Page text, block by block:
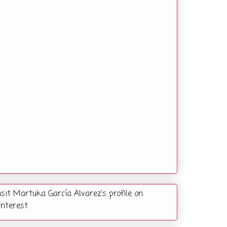
Martuka García Alvarez's profile on